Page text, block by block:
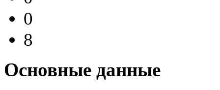
0
8
Основные данные